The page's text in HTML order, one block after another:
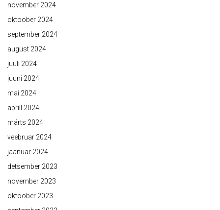
november 2024
oktoober 2024
september 2024
august 2024
juuli 2024
juuni 2024
mai 2024
aprill 2024
märts 2024
veebruar 2024
jaanuar 2024
detsember 2023
november 2023
oktoober 2023